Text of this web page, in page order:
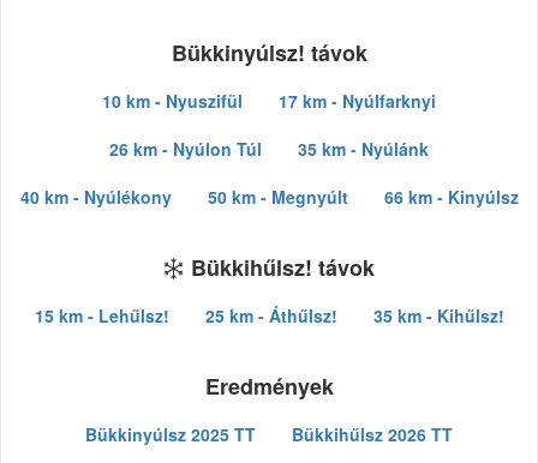
Bükkinyúlsz! távok
10 km - Nyuszifül
17 km - Nyúlfarknyi
26 km - Nyúlon Túl
35 km - Nyúlánk
40 km - Nyúlékony
50 km - Megnyúlt 66 km - Kinyúlsz
Bükkihűlsz! távok
15 km - Lehűlsz! 25 km - Áthűlsz! 35 km - Kihűlsz!
Eredmények
Bükkinyúlsz 2025 TT Bükkihűlsz 2026 TT